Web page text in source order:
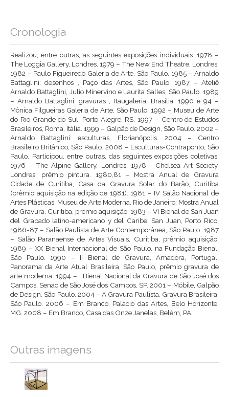
Cronologia
Realizou, entre outras, as seguintes exposições individuais: 1978 –
The Loggia Gallery, Londres. 1979 – The New End Theatre, Londres.
1982 – Paulo Figueiredo Galeria de Arte, São Paulo. 1985 – Arnaldo
Battaglini: desenhos , Paço das Artes, São Paulo. 1987 – Ateliê
Arnaldo Battaglini, Julio Minervino e Laurita Salles, São Paulo. 1989
– Arnaldo Battaglini: gravuras , Itaugaleria, Brasília. 1990 e 94 –
Mônica Filgueiras Galeria de Arte, São Paulo. 1992 – Museu de Arte
do Rio Grande do Sul, Porto Alegre, RS. 1997 – Centro de Estudos
Brasileiros, Roma, Itália. 1999 – Galpão de Design, São Paulo. 2002 –
Arnaldo Battaglini: esculturas, Florianópolis. 2004 – Centro
Brasileiro Britânico, São Paulo. 2008 – Esculturas-Contraponto, São
Paulo. Participou, entre outras, das seguintes exposições coletivas:
1976 – The Alpine Gallery, Londres. 1978 - Chelsea Art Society,
Londres, prêmio pintura. 1980,81 – Mostra Anual de Gravura
Cidade de Curitiba, Casa da Gravura Solar do Barão, Curitiba
(prêmio aquisição na edição de 1981). 1981 – IV Salão Nacional de
Artes Plásticas, Museu de Arte Moderna, Rio de Janeiro; Mostra Anual
de Gravura, Curitiba, prêmio aquisição. 1983 – VI Bienal de San Juan
del Grabado latino-americano y del Caribe, San Juan, Porto Rico.
1986-87 – Salão Paulista de Arte Contemporânea, São Paulo. 1987
– Salão Paranaense de Artes Visuais, Curitiba, prêmio aquisição.
1989 – XX Bienal Internacional de São Paulo, na Fundação Bienal,
São Paulo. 1990 – II Bienal de Gravura, Amadora, Portugal;
Panorama da Arte Atual Brasileira, São Paulo, prêmio gravura de
arte moderna. 1994 – I Bienal Nacional da Gravura de São José dos
Campos, Senac de São José dos Campos, SP. 2001 – Móbile, Galpão
de Design, São Paulo. 2004 – A Gravura Paulista, Gravura Brasileira,
São Paulo. 2006 – Em Branco, Palácio das Artes, Belo Horizonte,
MG. 2008 – Em Branco, Casa das Onze Janelas, Belém, PA.
Outras imagens